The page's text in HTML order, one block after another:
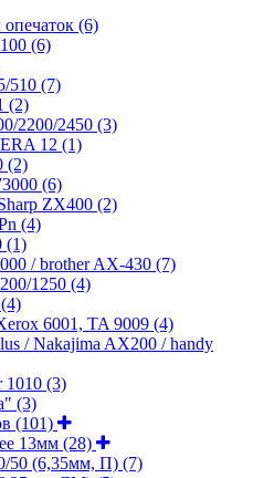
(6)
(6)
510 (7)
(2)
2200/2450 (3)
12 (1)
(2)
(6)
ZX400 (2)
(4)
(1)
/ brother AX-430 (7)
1250 (4)
(4)
6001, TA 9009 (4)
/ Nakajima AX200 / handy
1010 (3)
(3)
(101)
13мм (28)
50 (6,35мм, П) (7)